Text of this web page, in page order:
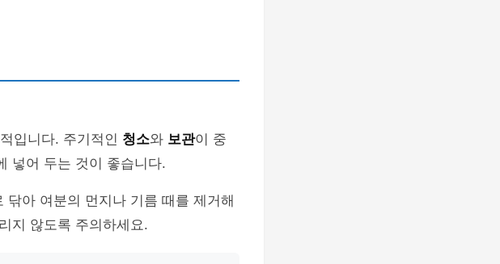
입니다. 주기적인 청소와 보관이 중
넣어 두는 것이 좋습니다.
아 여분의 먼지나 기름 때를 제거해
지 않도록 주의하세요.